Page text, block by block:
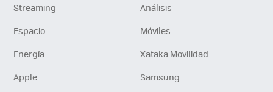
Streaming
Análisis
Espacio
Móviles
Energía
Xataka Movilidad
Apple
Samsung